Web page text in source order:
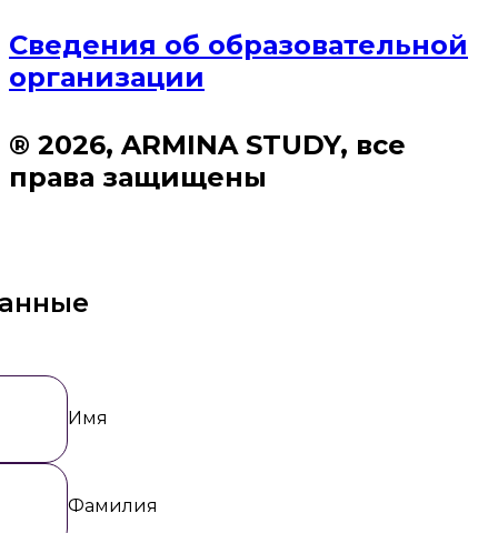
Сведения об образовательной
организации
® 2026, ARMINA STUDY, все
права защищены
Имя
Фамилия